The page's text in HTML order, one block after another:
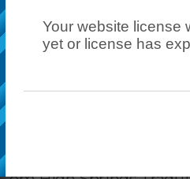
Your website license
yet or license has